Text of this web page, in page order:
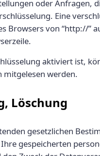
oder Anfragen,
Eine
Browsers von “http://”
aktiviert ist,
werden.
Löschung
gesetzlichen
gespeicherten